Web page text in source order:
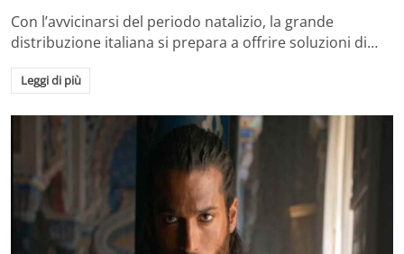
Con l’avvicinarsi del periodo natalizio, la grande
distribuzione italiana si prepara a offrire soluzioni di…
Leggi di più